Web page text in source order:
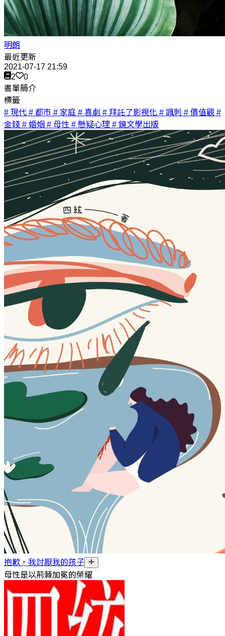
明朗
最近更新
2021-07-17 21:59
2
0
書單簡介
標籤
# 現代 # 都市 # 家庭 # 喜劇 # 拜託了影視化 # 諷刺 # 價值觀 #
金錢 # 婚姻 # 母性 # 懸疑心理 # 鏡文學出版
抱歉，我討厭我的孩子
母性是以荊棘加冕的榮耀